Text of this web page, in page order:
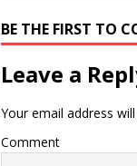
BE THE FIRST TO
Leave a
Your email address
Comment